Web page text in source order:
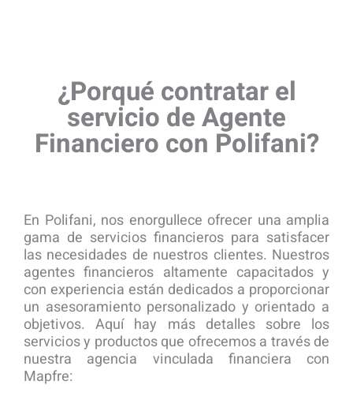
¿Porqué contratar el
servicio de Agente
Financiero con Polifani?
En Polifani, nos enorgullece ofrecer una amplia
gama de servicios financieros para satisfacer
las necesidades de nuestros clientes. Nuestros
agentes financieros altamente capacitados y
con experiencia están dedicados a proporcionar
un asesoramiento personalizado y orientado a
objetivos. Aquí hay más detalles sobre los
servicios y productos que ofrecemos a través de
nuestra agencia vinculada financiera con
Mapfre: